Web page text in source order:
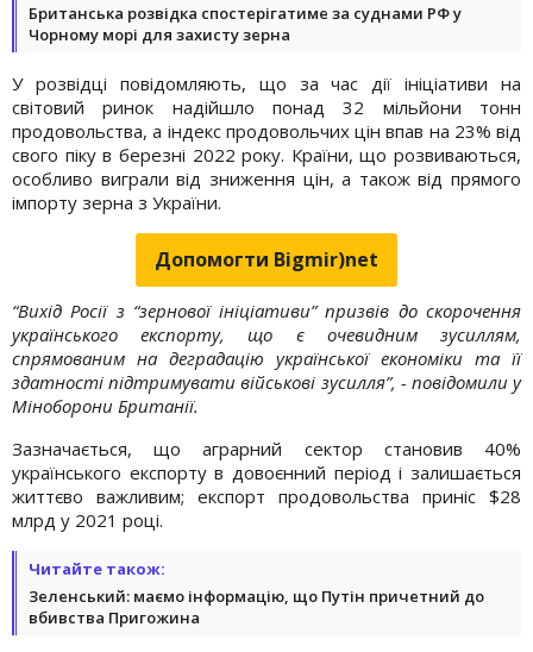
Британська розвідка спостерігатиме за суднами РФ у
Чорному морі для захисту зерна
У розвідці повідомляють, що за час дії ініціативи на
світовий ринок надійшло понад 32 мільйони тонн
продовольства, а індекс продовольчих цін впав на 23% від
свого піку в березні 2022 року. Країни, що розвиваються,
особливо виграли від зниження цін, а також від прямого
імпорту зерна з України.
Допомогти Bigmir)net
“Вихід Росії з “зернової ініціативи” призвів до скорочення
українського експорту, що є очевидним зусиллям,
спрямованим на деградацію української економіки та її
здатності підтримувати військові зусилля”, - повідомили у
Міноборони Британії.
Зазначається, що аграрний сектор становив 40%
українського експорту в довоєнний період і залишається
життєво важливим; експорт продовольства приніс $28
млрд у 2021 році.
Читайте також:
Зеленський: маємо інформацію, що Путін причетний до
вбивства Пригожина